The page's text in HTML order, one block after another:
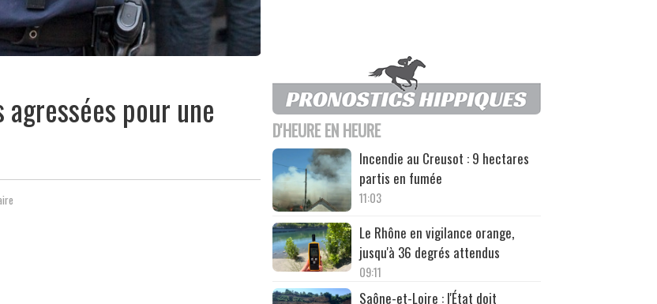
pour une
D'HEURE EN HEURE
Incendie au Creusot : 9 hectares
partis en fumée
11:03
Le Rhône en vigilance orange,
jusqu'à 36 degrés attendus
09:11
Saône-et-Loire : l'État doit